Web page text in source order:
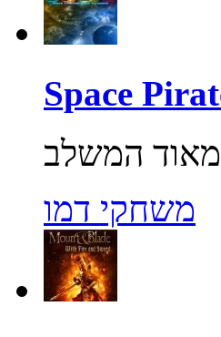
משחקי דמו